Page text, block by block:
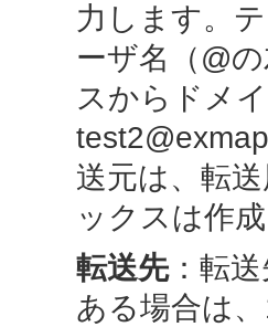
力します。
ーザ名（@
スからドメ
送元は、転
ックスは作
転送先： 転
ある場合は